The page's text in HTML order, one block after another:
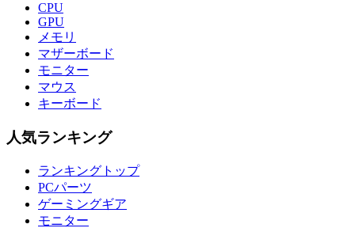
CPU
GPU
メモリ
マザーボード
モニター
マウス
キーボード
人気ランキング
ランキングトップ
PCパーツ
ゲーミングギア
モニター